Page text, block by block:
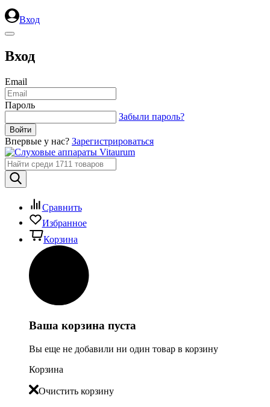
Вход
Вход
Email
Пароль
Забыли пароль?
Впервые у нас? Зарегистрироваться
Сравнить
Избранное
Корзина
Ваша корзина пуста
Вы еще не добавили ни один товар в корзину
Корзина
Очистить корзину